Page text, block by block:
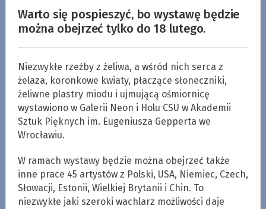
Warto się pospieszyć, bo wystawę będzie
można obejrzeć tylko do 18 lutego.
Niezwykłe rzeźby z żeliwa, a wśród nich serca z
żelaza, koronkowe kwiaty, płaczące słoneczniki,
żeliwne plastry miodu i ujmującą ośmiornicę
wystawiono w Galerii Neon i Holu CSU w Akademii
Sztuk Pięknych im. Eugeniusza Gepperta we
Wrocławiu.
W ramach wystawy będzie można obejrzeć także
inne prace 45 artystów z Polski, USA, Niemiec, Czech,
Słowacji, Estonii, Wielkiej Brytanii i Chin. To
niezwykłe jaki szeroki wachlarz możliwości daje